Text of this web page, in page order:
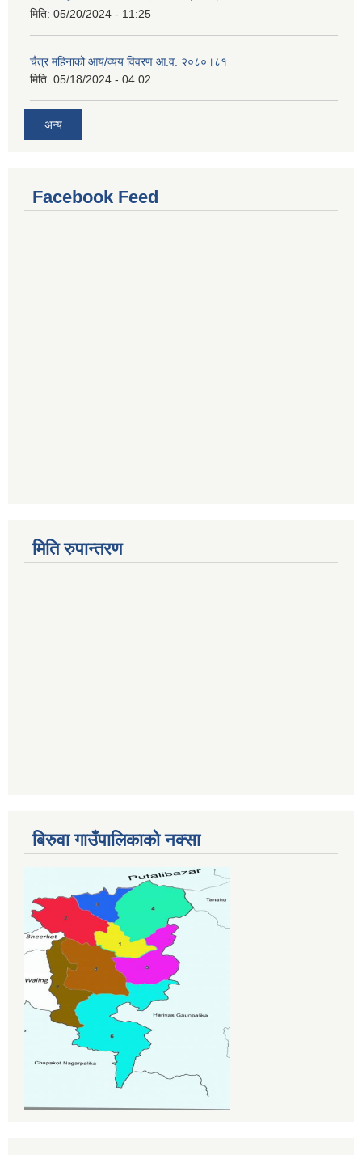
मिति: 05/20/2024 - 11:25
चैत्र महिनाको आय/व्यय विवरण आ.व. २०८०।८१
मिति: 05/18/2024 - 04:02
अन्य
Facebook Feed
मिति रुपान्तरण
बिरुवा गाउँपालिकाको नक्सा